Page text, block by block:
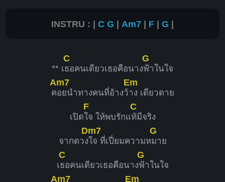
INSTRU : | C G | Am7 | F | G |
** เ
C
ธอคนเดียวเธอคือนาง
G
ฟ้าในใจ
ค
Am7
อยนำทางคนที่อ้างว้
Em
าง เดียวดาย
เปิด
F
ใจ ให้พบรักแ
C
ท้มีจริง
จากดวง
Dm7
ใจ ที่เปี่ยมความห
G
มาย
เ
C
ธอคนเดียวเธอคือนาง
G
ฟ้าในใจ
Am7 Em